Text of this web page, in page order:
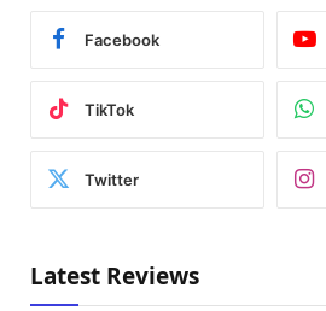
Facebook
TikTok
Twitter
Latest Reviews